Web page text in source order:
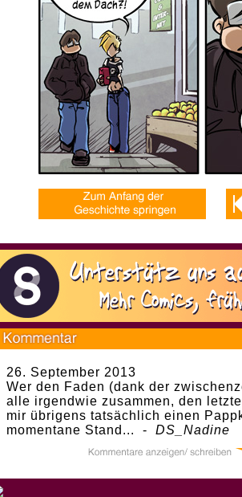
26. September 2013
Wer den Faden (dank der
alle irgendwie zusammen, den
mir übrigens tatsächlich einen
momentane Stand... - DS_Nadine